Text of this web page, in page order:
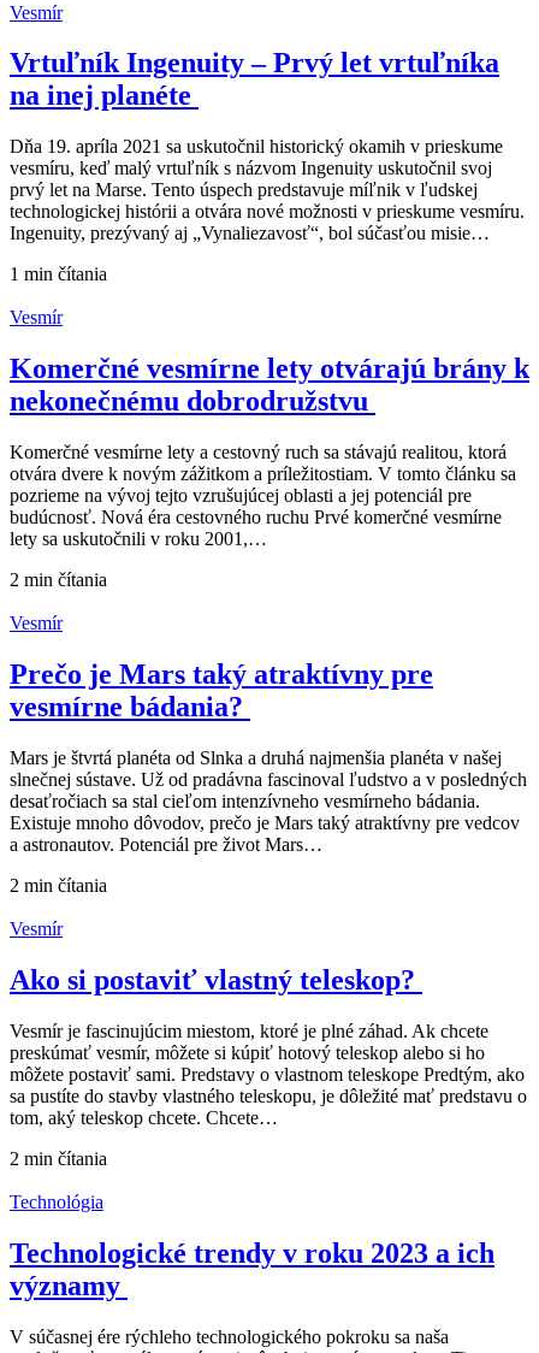
Vesmír
Vrtuľník Ingenuity – Prvý let vrtuľníka
na inej planéte
Dňa 19. apríla 2021 sa uskutočnil historický okamih v prieskume
vesmíru, keď malý vrtuľník s názvom Ingenuity uskutočnil svoj
prvý let na Marse. Tento úspech predstavuje míľnik v ľudskej
technologickej histórii a otvára nové možnosti v prieskume vesmíru.
Ingenuity, prezývaný aj „Vynaliezavosť“, bol súčasťou misie…
1 min čítania
Vesmír
Komerčné vesmírne lety otvárajú brány k
nekonečnému dobrodružstvu
Komerčné vesmírne lety a cestovný ruch sa stávajú realitou, ktorá
otvára dvere k novým zážitkom a príležitostiam. V tomto článku sa
pozrieme na vývoj tejto vzrušujúcej oblasti a jej potenciál pre
budúcnosť. Nová éra cestovného ruchu Prvé komerčné vesmírne
lety sa uskutočnili v roku 2001,…
2 min čítania
Vesmír
Prečo je Mars taký atraktívny pre
vesmírne bádania?
Mars je štvrtá planéta od Slnka a druhá najmenšia planéta v našej
slnečnej sústave. Už od pradávna fascinoval ľudstvo a v posledných
desaťročiach sa stal cieľom intenzívneho vesmírneho bádania.
Existuje mnoho dôvodov, prečo je Mars taký atraktívny pre vedcov
a astronautov. Potenciál pre život Mars…
2 min čítania
Vesmír
Ako si postaviť vlastný teleskop?
Vesmír je fascinujúcim miestom, ktoré je plné záhad. Ak chcete
preskúmať vesmír, môžete si kúpiť hotový teleskop alebo si ho
môžete postaviť sami. Predstavy o vlastnom teleskope Predtým, ako
sa pustíte do stavby vlastného teleskopu, je dôležité mať predstavu o
tom, aký teleskop chcete. Chcete…
2 min čítania
Technológia
Technologické trendy v roku 2023 a ich
významy
V súčasnej ére rýchleho technologického pokroku sa naša